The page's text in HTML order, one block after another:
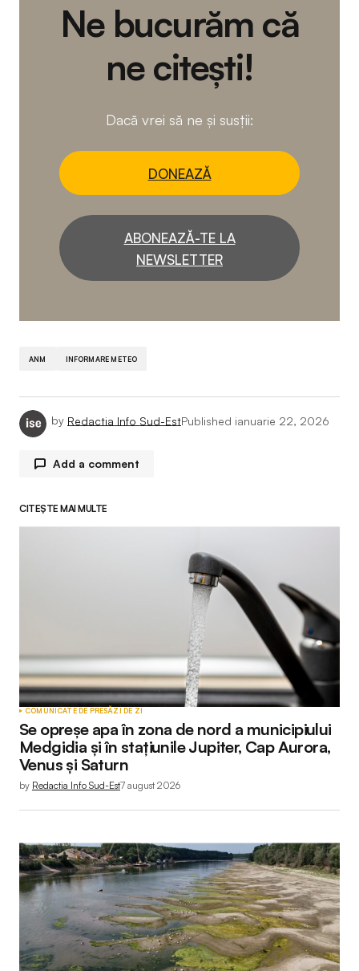
Ne bucurăm că
ne citești!
Dacă vrei să ne și susții:
DONEAZĂ
ABONEAZĂ-TE LA
NEWSLETTER
ANM INFORMARE METEO
by Redactia Info Sud-EstPublished ianuarie 22, 2026
Add a comment
Your Name*
Your E-mail*
CITEȘTE MAI MULTE
COMUNICATE DE PRESĂZI DE ZI
Se opreșe apa în zona de nord a municipiului
Medgidia și în stațiunile Jupiter, Cap Aurora,
Venus și Saturn
by Redactia Info Sud-Est7 august 2026